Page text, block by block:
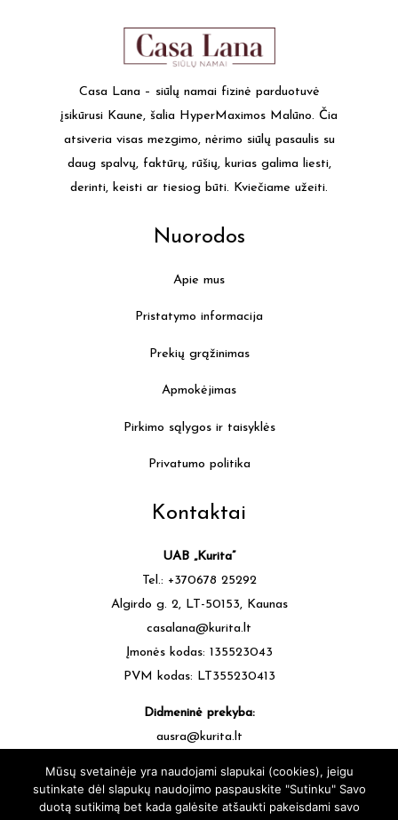
Casa Lana – siūlų namai fizinė parduotuvė
įsikūrusi Kaune, šalia HyperMaximos Malūno. Čia
atsiveria visas mezgimo, nėrimo siūlų pasaulis su
daug spalvų, faktūrų, rūšių, kurias galima liesti,
derinti, keisti ar tiesiog būti. Kviečiame užeiti.
Nuorodos
Apie mus
Pristatymo informacija
Prekių grąžinimas
Apmokėjimas
Pirkimo sąlygos ir taisyklės
Privatumo politika
Kontaktai
UAB „Kurita”
Tel.: +370678 25292
Algirdo g. 2, LT-50153, Kaunas
casalana@kurita.lt
Įmonės kodas: 135523043
PVM kodas: LT355230413
Didmeninė prekyba:
ausra@kurita.lt
Mūsų svetainėje yra naudojami slapukai (cookies), jeigu
sutinkate dėl slapukų naudojimo paspauskite "Sutinku" Savo
duotą sutikimą bet kada galėsite atšaukti pakeisdami savo